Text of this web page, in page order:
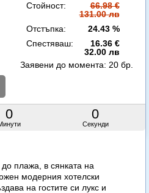
Стойност:
66.98 €
131.00 лв
Отстъпка:
24.43 %
Спестяваш:
16.36 €
32.00 лв
0 0
Секунди
Заявени до момента: 20 бр.
плажа, в сянката на
модерния хотелски
на гостите си лукс и